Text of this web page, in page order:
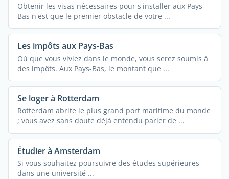
Obtenir les visas nécessaires pour s'installer aux Pays-
Bas n'est que le premier obstacle de votre ...
Les impôts aux Pays-Bas
Où que vous viviez dans le monde, vous serez soumis à
des impôts. Aux Pays-Bas, le montant que ...
Se loger à Rotterdam
Rotterdam abrite le plus grand port maritime du monde
; vous avez sans doute déjà entendu parler de ...
Étudier à Amsterdam
Si vous souhaitez poursuivre des études supérieures
dans une université ...